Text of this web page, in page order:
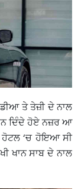
ਤੇ ਤੇਜ਼ੀ ਦੇ ਨਾਲ
ਦਿੰਦੇ ਹੋਏ ਨਜ਼ਰ ਆ
‘ਚ ਹੋਇਆ ਸੀ
ਖਾਨ ਸਾਬ ਦੇ ਨਾਲ